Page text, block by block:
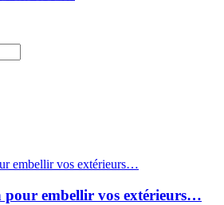
pour embellir vos extérieurs…